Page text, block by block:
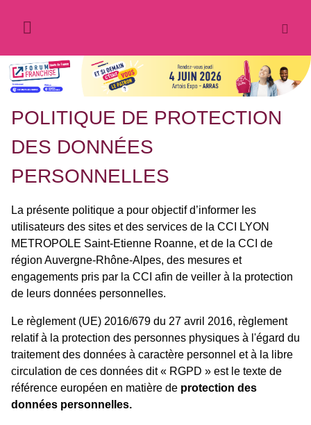
POLITIQUE DE PROTECTION
DES DONNÉES
PERSONNELLES
La présente politique a pour objectif d’informer les
utilisateurs des sites et des services de la CCI LYON
METROPOLE Saint-Etienne Roanne, et de la CCI de
région Auvergne-Rhône-Alpes, des mesures et
engagements pris par la CCI afin de veiller à la protection
de leurs données personnelles.
Le règlement (UE) 2016/679 du 27 avril 2016, règlement
relatif à la protection des personnes physiques à l'égard du
traitement des données à caractère personnel et à la libre
circulation de ces données dit « RGPD » est le texte de
référence européen en matière de protection des
données personnelles.